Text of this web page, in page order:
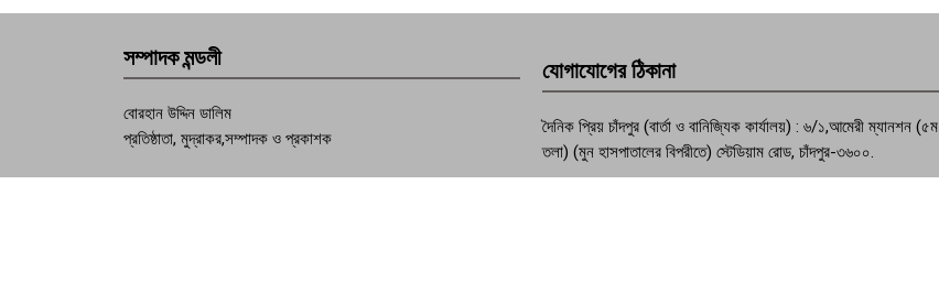
সম্পাদক মন্ডলী
বোরহান উদ্দিন ডালিম
প্রতিষ্ঠাতা, মুদ্রাকর,সম্পাদক ও প্রকাশক
যোগাযোগের ঠিকানা
দৈনিক প্রিয় চাঁদপুর (বার্তা ও বানিজ্যিক কার্যালয়) : ৬/১,আমেরী ম্যানশন (৫ম
তলা) (মুন হাসপাতালের বিপরীতে) স্টেডিয়াম রোড, চাঁদপুর-৩৬০০.